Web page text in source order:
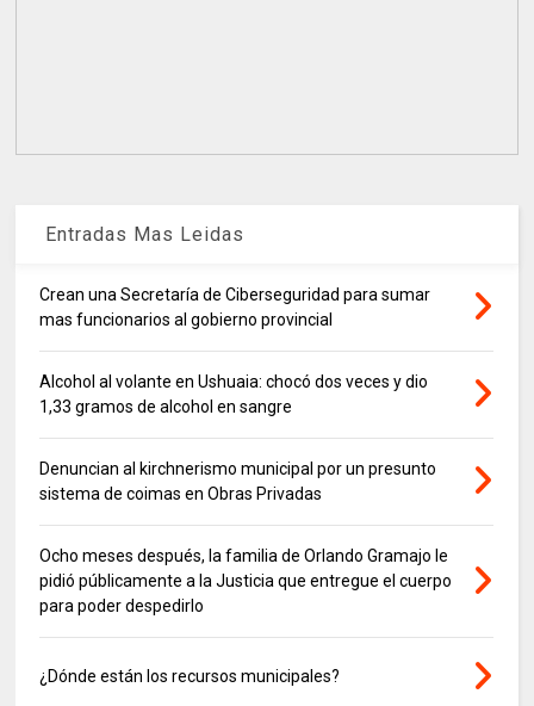
Entradas Mas Leidas
Crean una Secretaría de Ciberseguridad para sumar
mas funcionarios al gobierno provincial
Alcohol al volante en Ushuaia: chocó dos veces y dio
1,33 gramos de alcohol en sangre
Denuncian al kirchnerismo municipal por un presunto
sistema de coimas en Obras Privadas
Ocho meses después, la familia de Orlando Gramajo le
pidió públicamente a la Justicia que entregue el cuerpo
para poder despedirlo
¿Dónde están los recursos municipales?